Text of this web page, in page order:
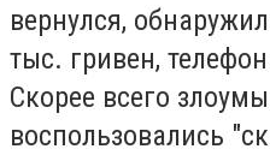
вернулся,
тыс. гривен,
Скорее всего
воспользовались